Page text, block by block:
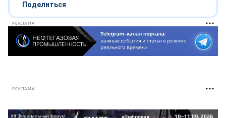
Поделиться
РЕКЛАМА
РЕКЛАМА